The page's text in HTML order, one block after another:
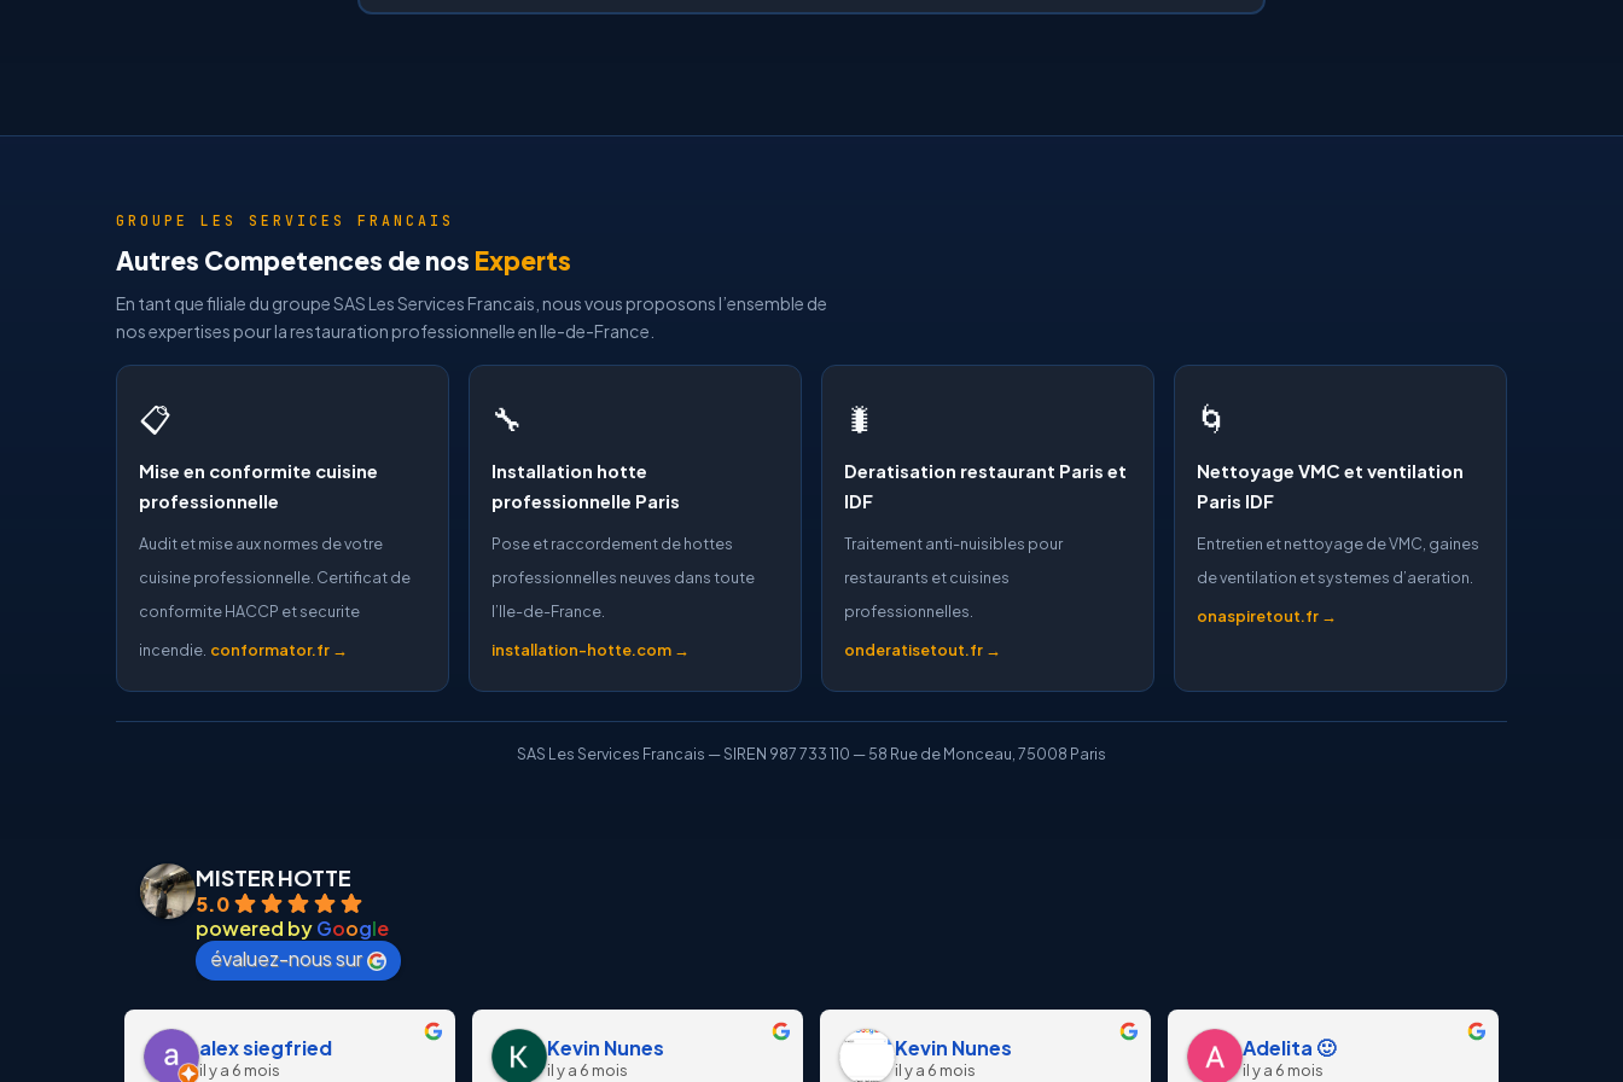
GROUPE LES SERVICES FRANCAIS
Autres Competences de nos Experts
En tant que filiale du groupe SAS Les Services Francais, nous vous proposons l’ensemble de
nos expertises pour la restauration professionnelle en Ile-de-France.
📋
Mise en conformite cuisine
professionnelle
Audit et mise aux normes de votre
cuisine professionnelle. Certificat de
conformite HACCP et securite
incendie. conformator.fr →
🔧
Installation hotte
professionnelle Paris
Pose et raccordement de hottes
professionnelles neuves dans toute
l’Ile-de-France.
installation-hotte.com →
🐛
Deratisation restaurant Paris et
IDF
Traitement anti-nuisibles pour
restaurants et cuisines
professionnelles.
onderatisetout.fr →
🌀
Nettoyage VMC et ventilation
Paris IDF
Entretien et nettoyage de VMC, gaines
de ventilation et systemes d’aeration.
onaspiretout.fr →
SAS Les Services Francais — SIREN 987 733 110 — 58 Rue de Monceau, 75008 Paris
MISTER HOTTE
5.0
powered byGoogle
évaluez-nous sur
alex siegfried
il y a 6 mois
Kevin Nunes
il y a 6 mois
Kevin Nunes
il y a 6 mois
Adelita 🙂
il y a 6 mois